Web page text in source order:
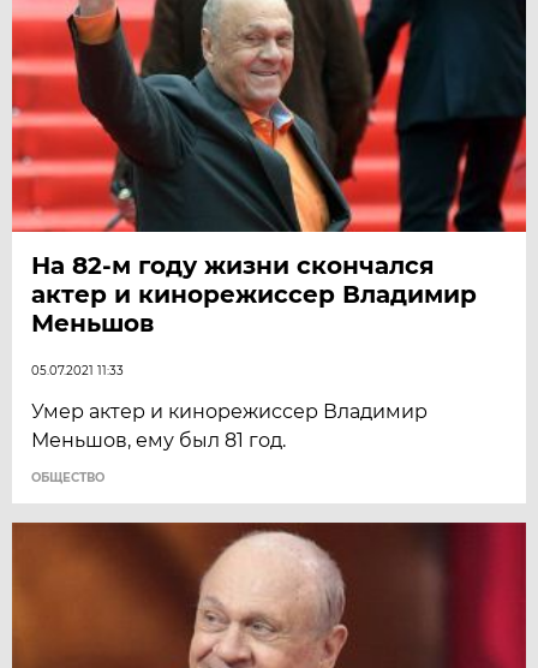
На 82-м году жизни скончался
актер и кинорежиссер Владимир
Меньшов
05.07.2021 11:33
Умер актер и кинорежиссер Владимир
Меньшов, ему был 81 год.
ОБЩЕСТВО